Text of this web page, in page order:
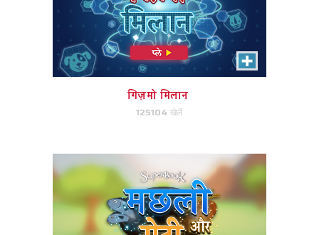
गिज़मो मिलान
125104 खेलें
मछली और रोटी
प्रत्येक व्यक्ति की सेवा के लिए मछली और
रोटी की संख्या बराबर करें।